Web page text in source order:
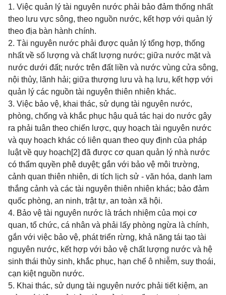
1. Việc quản lý tài nguyên nước phải bảo đảm thống nhất
theo lưu vực sông, theo nguồn nước, kết hợp với quản lý
theo địa bàn hành chính.
2. Tài nguyên nước phải được quản lý tổng hợp, thống
nhất về số lượng và chất lượng nước; giữa nước mặt và
nước dưới đất; nước trên đất liền và nước vùng cửa sông,
nội thủy, lãnh hải; giữa thượng lưu và hạ lưu, kết hợp với
quản lý các nguồn tài nguyên thiên nhiên khác.
3. Việc bảo vệ, khai thác, sử dụng tài nguyên nước,
phòng, chống và khắc phục hậu quả tác hại do nước gây
ra phải tuân theo chiến lược, quy hoạch tài nguyên nước
và quy hoạch khác có liên quan theo quy định của pháp
luật về quy hoạch[2] đã được cơ quan quản lý nhà nước
có thẩm quyền phê duyệt; gắn với bảo vệ môi trường,
cảnh quan thiên nhiên, di tích lịch sử - văn hóa, danh lam
thắng cảnh và các tài nguyên thiên nhiên khác; bảo đảm
quốc phòng, an ninh, trật tự, an toàn xã hội.
4. Bảo vệ tài nguyên nước là trách nhiệm của mọi cơ
quan, tổ chức, cá nhân và phải lấy phòng ngừa là chính,
gắn với việc bảo vệ, phát triển rừng, khả năng tái tạo tài
nguyên nước, kết hợp với bảo vệ chất lượng nước và hệ
sinh thái thủy sinh, khắc phục, hạn chế ô nhiễm, suy thoái,
cạn kiệt nguồn nước.
5. Khai thác, sử dụng tài nguyên nước phải tiết kiệm, an